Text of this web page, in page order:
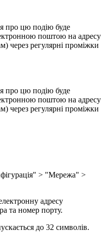
про цю подію буде
поштою на адресу
через регулярні проміжки
про цю подію буде
поштою на адресу
через регулярні проміжки
> "Мережа" >
адресу
та номер порту.
до 32 символів.